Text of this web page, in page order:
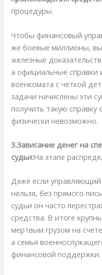
процедуры.
Чтобы финансовый
же боевые миллионы,
железные
а официальные справки
военкомата с четкой
задачи начислены эти
получить такую
физически невозможно.
3.Зависание денег на
судьи:На этапе
Даже если управляющий
нельзя, без прямого
судьи он часто
средства. В итоге
мертвым грузом на
а семья
финансовой поддержки.